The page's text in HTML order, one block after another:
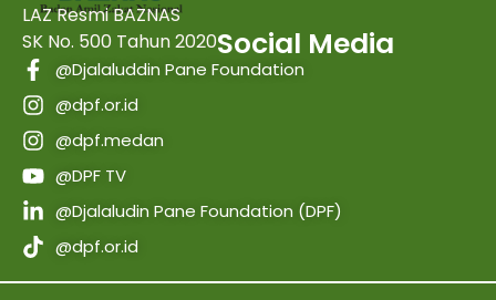
LAZ Resmi BAZNAS
SK No. 500 Tahun 2020Social Media
@Djalaluddin Pane Foundation
@dpf.or.id
@dpf.medan
@DPF TV
@Djalaludin Pane Foundation (DPF)
@dpf.or.id